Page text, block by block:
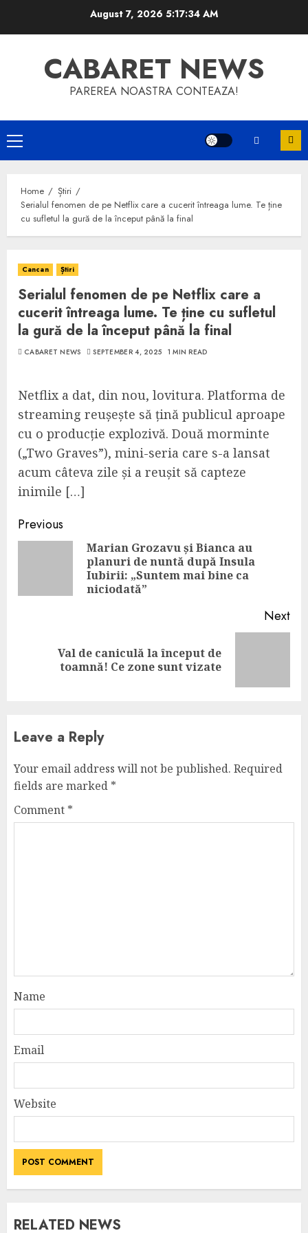
August 7, 2026 5:17:35 AM
CABARET NEWS
PAREREA NOASTRA CONTEAZA!
Primary
Menu
Home
Știri
Serialul fenomen de pe Netflix care a cucerit întreaga lume. Te ține
cu sufletul la gură de la început până la final
Cancan Știri
Serialul fenomen de pe Netflix care a
cucerit întreaga lume. Te ține cu sufletul
la gură de la început până la final
CABARET NEWS SEPTEMBER 4, 2025 1 MIN READ
Netflix a dat, din nou, lovitura. Platforma de
streaming reușește să țină publicul aproape
cu o producție explozivă. Două morminte
(„Two Graves”), mini-seria care s-a lansat
acum câteva zile și a reușit să capteze
inimile […]
Continue
Reading
Previous
Marian Grozavu și Bianca au
planuri de nuntă după Insula
Iubirii: „Suntem mai bine ca
niciodată”
Next
Val de caniculă la început de
toamnă! Ce zone sunt vizate
Leave a Reply
Your email address will not be published. Required
fields are marked *
Comment *
Name
Email
Website
RELATED NEWS